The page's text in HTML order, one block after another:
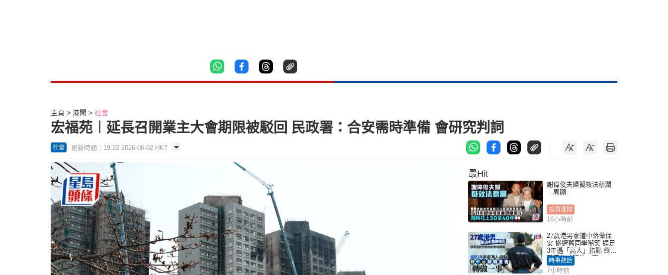
主頁 港聞 社會
宏福苑︱延長召開業主大會期限被駁回 民政署：合安需時準備 會研究判詞
社會 更新時間：19:22 2026-06-02 HKT
最Hit
謝偉俊夫婦擬效法蔡瀾
｜周顯
投資理財
16小時前
27歲港男家道中落做保
安 慘遭舊同學嘲笑 捱足
3年遇「高人」指點 終辭
職宣告「轉做一事」｜
Juicy叮
時事熱話
7小時前